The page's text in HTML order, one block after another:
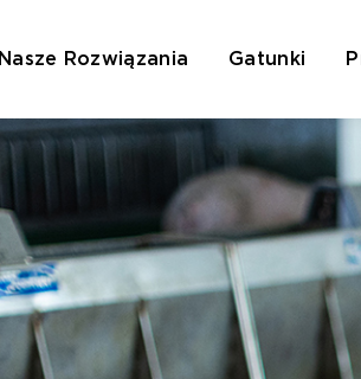
Nasze Rozwiązania Gatunki